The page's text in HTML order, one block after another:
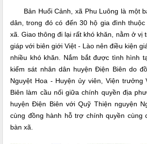
Bản Huổi Cảnh, xã Phu Luông là một
dân, trong đó có đến 30 hộ gia đình
xã. Giao thông đi lại rất khó khăn, nằm ở vị
giáp với biên giới Việt - Lào nên điều kiện
nhiều khó khăn. Nắm bắt được tình hình
kiểm sát nhân dân huyện Điện Biên do
Nguyệt Hoa - Huyện ủy viên, Viện trưởng
Biên làm cầu nối giữa chính quyền địa
huyện Điện Biên với Quỹ Thiện nguyện
cùng đồng hành hỗ trợ chính quyền cùng
bàn xã.